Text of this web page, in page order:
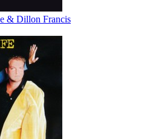
& Dillon Francis